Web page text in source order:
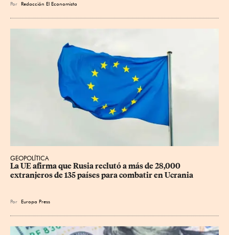
Por Redacción El Economista
GEOPOLÍTICA
La UE afirma que Rusia reclutó a más de 28,000
extranjeros de 135 países para combatir en Ucrania
Por Europa Press